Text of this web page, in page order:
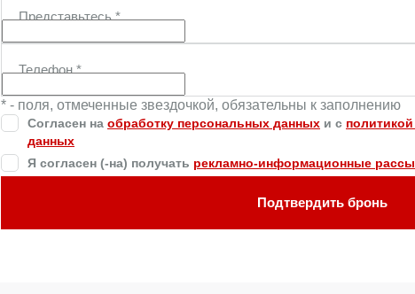
Представьтесь*
Телефон*
* - поля, отмеченные звездочкой, обязательны к заполнению
Согласен на обработку персональных данных и c
данных
Я согласен (-на) получать рекламно-информационные
Подтвердить бронь